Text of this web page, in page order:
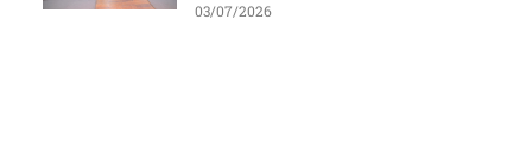
03/07/2026